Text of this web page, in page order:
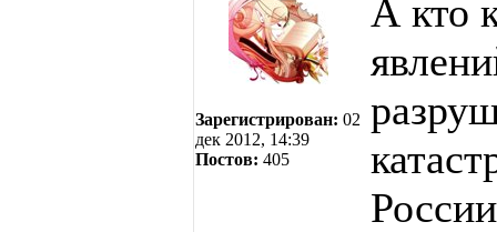
Зарегистрирован: 02
дек 2012, 14:39
Постов: 405
А кто